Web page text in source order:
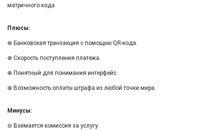
матричного кода.
Плюсы:
⊕ Банковская транзакция с помощью QR-кода.
⊕ Скорость поступления платежа.
⊕ Понятный для понимания интерфейс.
⊕ Возможность оплаты штрафа из любой точки мира.
Минусы:
⊖ Взимается комиссия за услугу.